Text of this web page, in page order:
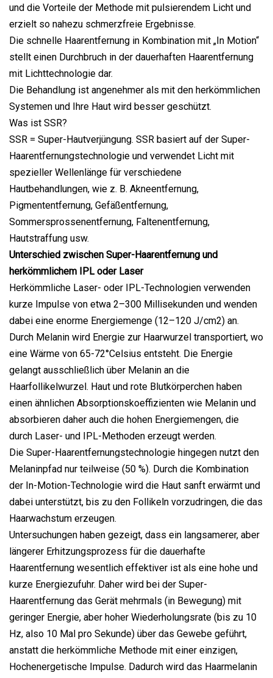
und die Vorteile der Methode mit pulsierendem Licht und
erzielt so nahezu schmerzfreie Ergebnisse.
Die schnelle Haarentfernung in Kombination mit „In Motion“
stellt einen Durchbruch in der dauerhaften Haarentfernung
mit Lichttechnologie dar.
Die Behandlung ist angenehmer als mit den herkömmlichen
Systemen und Ihre Haut wird besser geschützt.
Was ist SSR?
SSR = Super-Hautverjüngung. SSR basiert auf der Super-
Haarentfernungstechnologie und verwendet Licht mit
spezieller Wellenlänge für verschiedene
Hautbehandlungen, wie z. B. Akneentfernung,
Pigmententfernung, Gefäßentfernung,
Sommersprossenentfernung, Faltenentfernung,
Hautstraffung usw.
Unterschied zwischen Super-Haarentfernung und
herkömmlichem IPL oder Laser
Herkömmliche Laser- oder IPL-Technologien verwenden
kurze Impulse von etwa 2–300 Millisekunden und wenden
dabei eine enorme Energiemenge (12–120 J/cm2) an.
Durch Melanin wird Energie zur Haarwurzel transportiert, wo
eine Wärme von 65-72°Celsius entsteht. Die Energie
gelangt ausschließlich über Melanin an die
Haarfollikelwurzel. Haut und rote Blutkörperchen haben
einen ähnlichen Absorptionskoeffizienten wie Melanin und
absorbieren daher auch die hohen Energiemengen, die
durch Laser- und IPL-Methoden erzeugt werden.
Die Super-Haarentfernungstechnologie hingegen nutzt den
Melaninpfad nur teilweise (50 %). Durch die Kombination
der In-Motion-Technologie wird die Haut sanft erwärmt und
dabei unterstützt, bis zu den Follikeln vorzudringen, die das
Haarwachstum erzeugen.
Untersuchungen haben gezeigt, dass ein langsamerer, aber
längerer Erhitzungsprozess für die dauerhafte
Haarentfernung wesentlich effektiver ist als eine hohe und
kurze Energiezufuhr. Daher wird bei der Super-
Haarentfernung das Gerät mehrmals (in Bewegung) mit
geringer Energie, aber hoher Wiederholungsrate (bis zu 10
Hz, also 10 Mal pro Sekunde) über das Gewebe geführt,
anstatt die herkömmliche Methode mit einer einzigen,
Hochenergetische Impulse. Dadurch wird das Haarmelanin